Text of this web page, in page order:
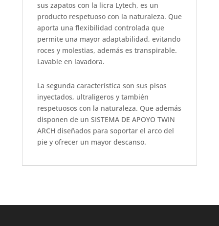
sus zapatos con la licra Lytech, es un
producto respetuoso con la naturaleza. Que
aporta una flexibilidad controlada que
permite una mayor adaptabilidad, evitando
roces y molestias, además es transpirable.
Lavable en lavadora.
La segunda característica son sus pisos
inyectados, ultraligeros y también
respetuosos con la naturaleza. Que además
disponen de un SISTEMA DE APOYO TWIN
ARCH diseñados para soportar el arco del
pie y ofrecer un mayor descanso.